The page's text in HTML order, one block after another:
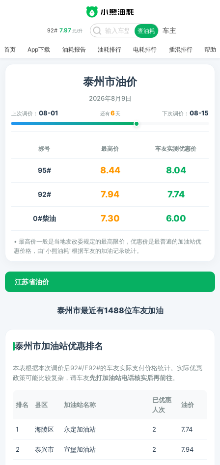
92# 7.97元/升 查油耗 车主
首页 App下载 油耗报告 油耗排行 电耗排行 插混排行 帮助
泰州市油价
2026年8月9日
上次调价： 08-01 还有6 天 下次调价： 08-15
标号 最高价 车友实测优惠价
95# 8.44 8.04
92# 7.94 7.74
0#柴油 7.30 6.00
• 最高价一般是当地发改委规定的最高限价，优惠价是最普遍的加油站优
惠价格，由"小熊油耗"根据车友的加油记录统计。
江苏省油价
泰州市最近有1488位车友加油
泰州市加油站优惠排名
本表根据本次调价后92#/E92#的车友实际支付价格统计。实际优惠
政策可能比较复杂，请车友先打加油站电话核实后再前往。
排名 县区 加油站名称
已优惠
人次
油价
1 海陵区 永定加油站 2 7.74
2 泰兴市 宣堡加油站 2 7.94